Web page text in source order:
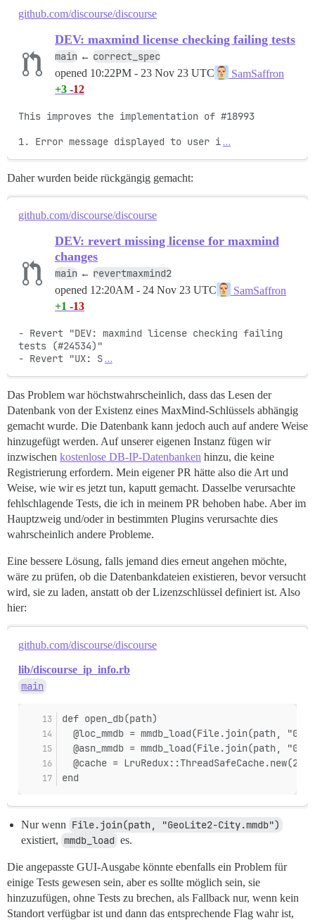
github.com/discourse/discourse
DEV: maxmind license checking failing tests
main ← correct_spec
opened 10:22PM - 23 Nov 23 UTC
SamSaffron
+3 -12
This improves the implementation of #18993
1. Error message displayed to user i …
Daher wurden beide rückgängig gemacht:
github.com/discourse/discourse
DEV: revert missing license for maxmind
changes
main ← revertmaxmind2
opened 12:20AM - 24 Nov 23 UTC
SamSaffron
+1 -13
- Revert "DEV: maxmind license checking failing
tests (#24534)"
- Revert "UX: S …
Das Problem war höchstwahrscheinlich, dass das Lesen der
Datenbank von der Existenz eines MaxMind-Schlüssels abhängig
gemacht wurde. Die Datenbank kann jedoch auch auf andere Weise
hinzugefügt werden. Auf unserer eigenen Instanz fügen wir
inzwischen kostenlose DB-IP-Datenbanken hinzu, die keine
Registrierung erfordern. Mein eigener PR hätte also die Art und
Weise, wie wir es jetzt tun, kaputt gemacht. Dasselbe verursachte
fehlschlagende Tests, die ich in meinem PR behoben habe. Aber im
Hauptzweig und/oder in bestimmten Plugins verursachte dies
wahrscheinlich andere Probleme.
Eine bessere Lösung, falls jemand dies erneut angehen möchte,
wäre zu prüfen, ob die Datenbankdateien existieren, bevor versucht
wird, sie zu laden, anstatt ob der Lizenzschlüssel definiert ist. Also
hier:
github.com/discourse/discourse
lib/discourse_ip_info.rb
main
def open_db(path)
@loc_mmdb = mmdb_load(File.join(path,
@asn_mmdb = mmdb_load(File.join(path,
@cache =
end
Nur wenn File.join(path, "GeoLite2-City.mmdb")
existiert, mmdb_load es.
Die angepasste GUI-Ausgabe könnte ebenfalls ein Problem für
einige Tests gewesen sein, aber es sollte möglich sein, sie
hinzuzufügen, ohne Tests zu brechen, als Fallback nur, wenn kein
Standort verfügbar ist und dann das entsprechende Flag wahr ist,